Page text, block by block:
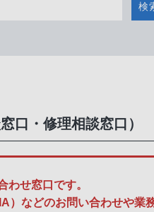
検
口・修理相談窓口）
わせ窓口です。
などのお問い合わせや業